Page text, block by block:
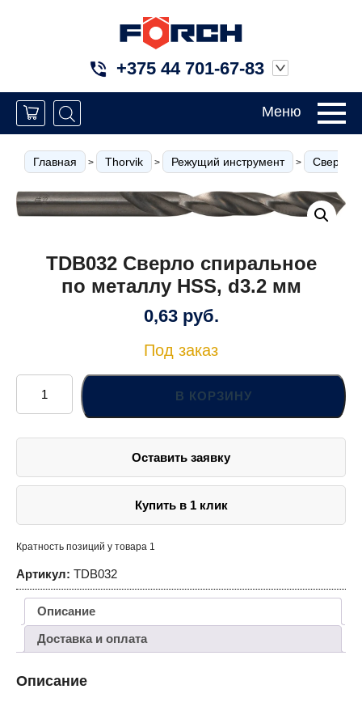
+375 44 701-67-83
Меню
Главная > Thorvik > Режущий инструмент > Сверла
TDB032 Сверло спиральное
по металлу HSS, d3.2 мм
0,63 руб.
Под заказ
Количество
товара
TDB032
Сверло
по
мм
В КОРЗИНУ
Оставить заявку
Купить в 1 клик
Кратность позиций у товара 1
Артикул: TDB032
Описание
Доставка и оплата
Описание